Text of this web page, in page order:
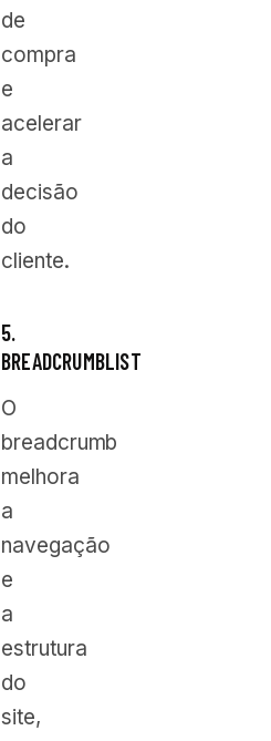
de
compra
e
acelerar
a
decisão
do
cliente.
5.
BREADCRUMBLIST
O
breadcrumb
melhora
a
navegação
e
a
estrutura
do
site,